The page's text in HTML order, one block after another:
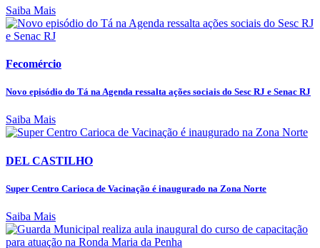
Saiba Mais
Fecomércio
Novo episódio do Tá na Agenda ressalta ações sociais do Sesc RJ e Senac RJ
Saiba Mais
DEL CASTILHO
Super Centro Carioca de Vacinação é inaugurado na Zona Norte
Saiba Mais